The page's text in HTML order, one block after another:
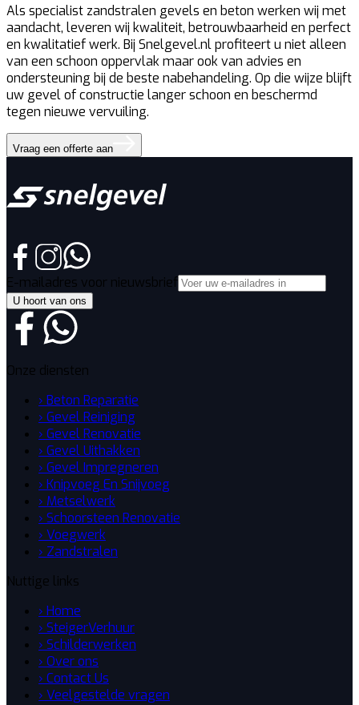
Als specialist zandstralen gevels en beton werken wij met
aandacht, leveren wij kwaliteit, betrouwbaarheid en perfect
en kwalitatief werk. Bij Snelgevel.nl profiteert u niet alleen
van een schoon oppervlak maar ook van advies en
ondersteuning bij de beste nabehandeling. Op die wijze blijft
uw gevel of constructie langer schoon en beschermd
tegen nieuwe vervuiling.
Vraag een offerte aan
E-mailadres voor nieuwsbrief
U hoort van ons
Onze diensten
› Beton Reparatie
› Gevel Reiniging
› Gevel Renovatie
› Gevel Uithakken
› Gevel Impregneren
› Knipvoeg En Snijvoeg
› Metselwerk
› Schoorsteen Renovatie
› Voegwerk
› Zandstralen
Nuttige links
› Home
› SteigerVerhuur
› Schilderwerken
› Over ons
› Contact Us
› Veelgestelde vragen